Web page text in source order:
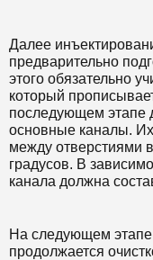
Далее
предварительно
этого обязательно
который
последующем этапе
основные каналы.
между отверстиями
градусов. В
канала должна
На следующем этапе
продолжается